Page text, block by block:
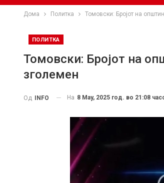
Дома Политка Томовски: Бројот на
ПОЛИТКА
Томовски: Бројот на
зголемен
Од INFO На 8 May, 2025 год. во 21:08